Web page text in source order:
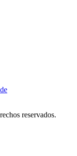
reservados.